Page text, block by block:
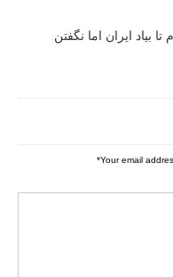
ایران اما نگفتن
Your email
*